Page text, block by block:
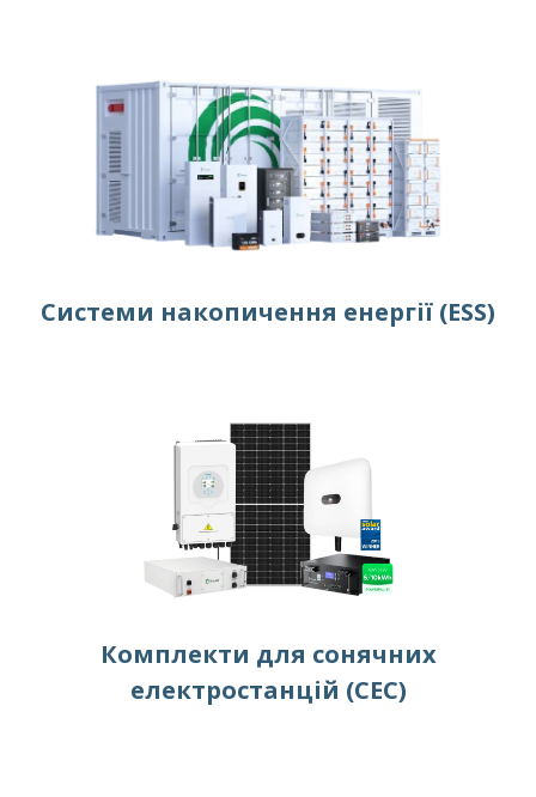
Системи накопичення енергії (ESS)
Комплекти для сонячних
електростанцій (СЕС)